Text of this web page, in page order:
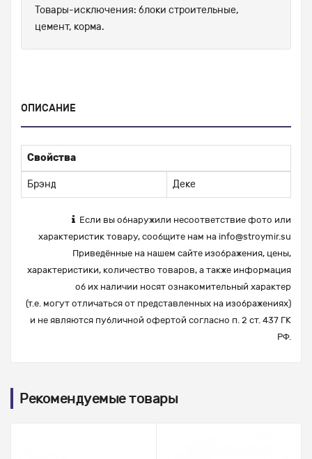
Товары-исключения: блоки строительные,
цемент, корма.
ОПИСАНИЕ
Свойства
Брэнд Деке
Если вы обнаружили несоответствие фото или
характеристик товару, сообщите нам на info@stroymir.su
Приведённые на нашем сайте изображения, цены,
характеристики, количество товаров, а также информация
об их наличии носят ознакомительный характер
(т.е. могут отличаться от представленных на изображениях)
и не являются публичной офертой согласно п. 2 ст. 437 ГК
РФ.
Рекомендуемые товары